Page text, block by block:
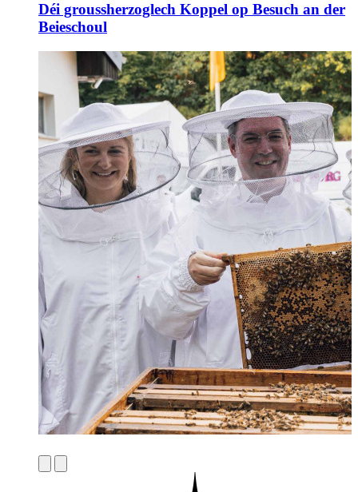
Déi groussherzoglech Koppel op Besuch an der
Beieschoul